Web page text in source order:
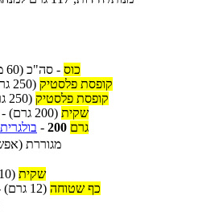
כוס - סה"כ (60 מ"ל)
קופסת פלסטיק (250 גרם)
קופסת פלסטיק (250 גרם)
- שקית (200 גרם)
בולגרית - 200 גרם
מגוררת
שקית (10 גרם)
כף שטוחה (12 גרם)